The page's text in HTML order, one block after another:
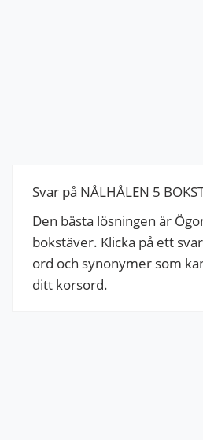
Svar på NÅLHÅLEN 5
Den bästa lösningen är
bokstäver. Klicka på ett
ord och synonymer som
ditt korsord.